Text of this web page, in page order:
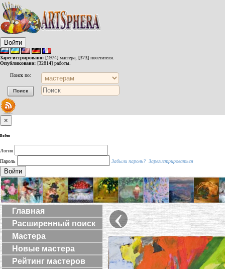
Войти
Зарегистрировано: [1974] мастера, [373] посетителя.
Опубликовано: [32814] работы.
Поиск по:
×
Войти
Логин
Пароль
Забыли пароль? Зарегистрироваться
Войти
Главная
Расширенный поиск
Мастера
Новые мастера
Рейтинг мастеров
‹